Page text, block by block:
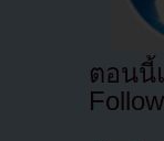
ตอนนี้